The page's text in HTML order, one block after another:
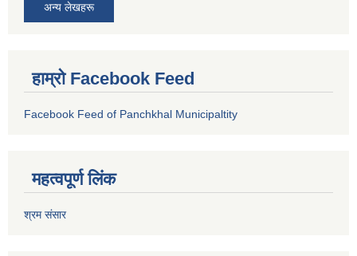
अन्य लेखहरू
हाम्रो Facebook Feed
Facebook Feed of Panchkhal Municipaltity
महत्वपूर्ण लिंक
श्रम संसार